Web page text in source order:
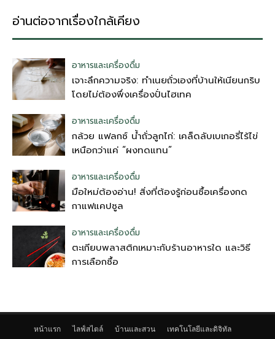
อ่านต่อจากเรื่องใกล้เคียง
อาหารและเครื่องดื่ม
เจาะลึกความจริง: ทำเนยถั่วเองที่บ้านให้เนียนกริบ
โดยไม่ต้องพึ่งเครื่องปั่นไฮเทค
อาหารและเครื่องดื่ม
กล้วย แฟลกซ์ น้ำถั่วลูกไก่: เคล็ดลับเบเกอรี่ไร้ไข่
เหนือกว่าแค่ “ผงทดแทน”
อาหารและเครื่องดื่ม
มือใหม่ต้องอ่าน! สิ่งที่ต้องรู้ก่อนซื้อเครื่องกด
กาแฟแคปซูล
อาหารและเครื่องดื่ม
ตะเกียบพลาสติกเหมาะกับร้านอาหารใด และวิธี
การเลือกซื้อ
หน้าแรก ไลฟ์สไตล์ บ้านและสวน เทคโนโลยีและดิจิทัล